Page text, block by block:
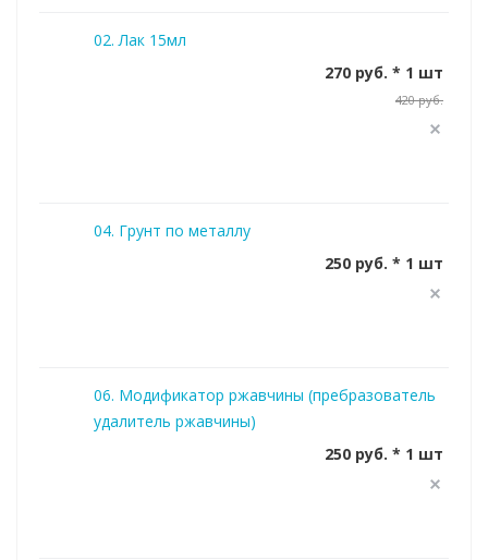
02. Лак 15мл
270 руб. * 1 шт
420 руб.
04. Грунт по металлу
250 руб. * 1 шт
06. Модификатор ржавчины (пребразователь
удалитель ржавчины)
250 руб. * 1 шт